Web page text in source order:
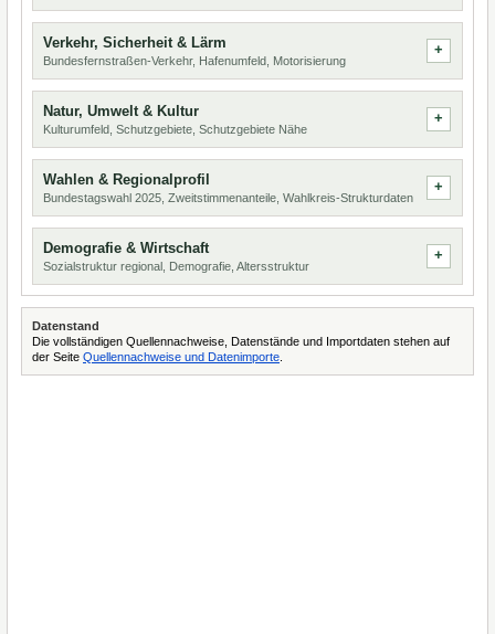
Verkehr, Sicherheit & Lärm
Bundesfernstraßen-Verkehr, Hafenumfeld, Motorisierung
Natur, Umwelt & Kultur
Kulturumfeld, Schutzgebiete, Schutzgebiete Nähe
Wahlen & Regionalprofil
Bundestagswahl 2025, Zweitstimmenanteile, Wahlkreis-Strukturdaten
Demografie & Wirtschaft
Sozialstruktur regional, Demografie, Altersstruktur
Datenstand
Die vollständigen Quellennachweise, Datenstände und Importdaten stehen auf
der Seite Quellennachweise und Datenimporte